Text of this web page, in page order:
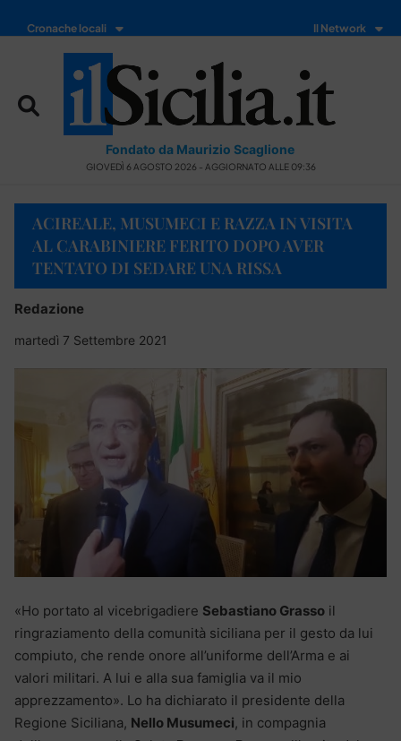
Cronache locali Il Network
Fondato da Maurizio Scaglione
GIOVEDÌ 6 AGOSTO 2026 - AGGIORNATO ALLE 09:36
ACIREALE, MUSUMECI E RAZZA IN VISITA
AL CARABINIERE FERITO DOPO AVER
TENTATO DI SEDARE UNA RISSA
Redazione
martedì 7 Settembre 2021
«Ho portato al vicebrigadiere Sebastiano Grasso il
ringraziamento della comunità siciliana per il gesto da lui
compiuto, che rende onore all’uniforme dell’Arma e ai
valori militari. A lui e alla sua famiglia va il mio
apprezzamento». Lo ha dichiarato il presidente della
Regione Siciliana, Nello Musumeci, in compagnia